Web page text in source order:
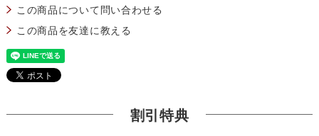
この商品について問い合わせる
この商品を友達に教える
割引特典